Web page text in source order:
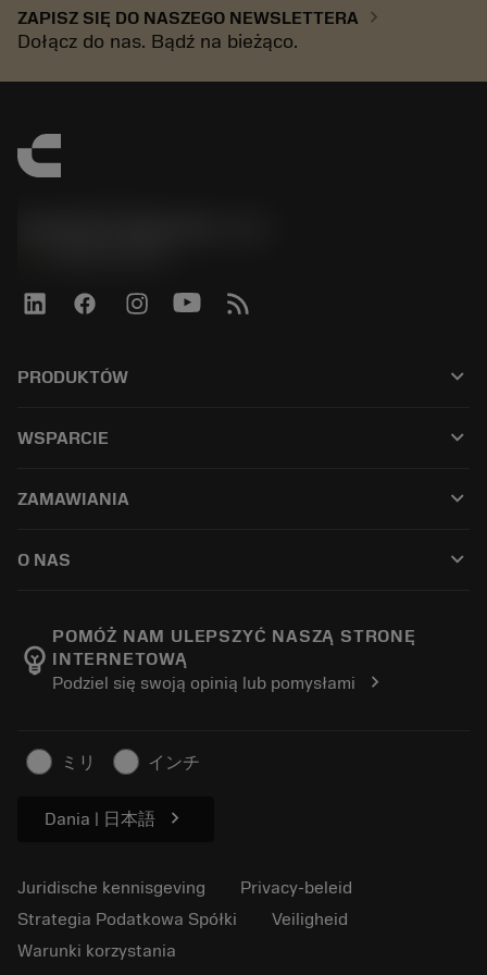
ZAPISZ SIĘ DO NASZEGO NEWSLETTERA chevron_right
Dołącz do nas. Bądź na bieżąco.
PRODUKTÓW keyboard_arrow_down
Alle software
WSPARCIE keyboard_arrow_down
Distributeurs en specialisten
ZAMAWIANIA keyboard_arrow_down
Bestelling
Volg uw bestelling
Vraag een offerte aan
O NAS keyboard_arrow_down
Manufacturing wellness
Loopbaan
Duurzaam ondernemen
Voor de pers
emoji_objects
POMÓŻ NAM ULEPSZYĆ NASZĄ STRONĘ
INTERNETOWĄ
Podziel się swoją opinią lub pomysłami
chevron_right
ミリ インチ
Dania | 日本語 chevron_right
Juridische kennisgeving
Privacy-beleid
Strategia Podatkowa Spółki
Veiligheid
Warunki korzystania